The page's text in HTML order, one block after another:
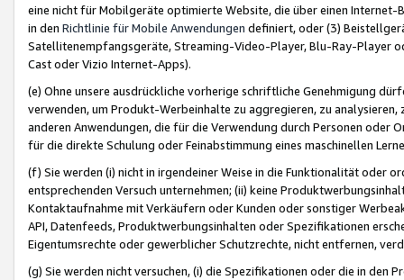
eine nicht für Mobilgeräte optimierte Website, die über einen
in den Richtlinie für Mobile Anwendungen definiert, oder (3)
Satellitenempfangsgeräte, Streaming-Video-Player, Blu-Ray-Player
Cast oder Vizio Internet-Apps).
(e) Ohne unsere ausdrückliche vorherige schriftliche Genehmigung
verwenden, um Produkt-Werbeinhalte zu aggregieren, zu
anderen Anwendungen, die für die Verwendung durch Personen
für die direkte Schulung oder Feinabstimmung eines maschinellen
(f) Sie werden (i) nicht in irgendeiner Weise in die Funktionalität oder
entsprechenden Versuch unternehmen; (ii) keine
Kontaktaufnahme mit Verkäufern oder Kunden oder sonstiger
API, Datenfeeds, Produktwerbungsinhalten oder Spezifikationen
Eigentumsrechte oder gewerblicher Schutzrechte, nicht entfernen,
(g) Sie werden nicht versuchen, (i) die Spezifikationen oder die in